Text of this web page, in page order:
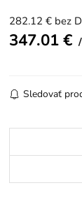
282.12 € bez
347.01€
Sledovať